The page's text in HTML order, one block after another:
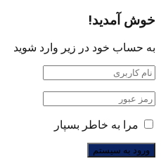
خوش آمدید!
به حساب خود در زیر وارد شوید
مرا به خاطر بسپار